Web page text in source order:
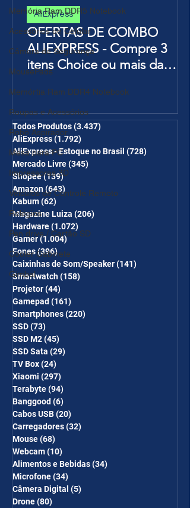
Memória Ram DDR5 Notebook
Acessórios de Celular
Câmera de Segurança
MousePads
Memórtia Ram DDR4 Notebook
Roupas e Acessórios
Robô Aspirador
Mesa para PC
Impressoras 3D
Veículos de Controle Remoto
Relógios
Pen drive / Cartão SD
Cooler Gabinete
Gimbal
OFERTAS DE COMBO
ALIEXPRESS - Compre 3
itens Choice ou mais da
Ganhe Frete Grátis(R$10 de
desc em 6 itens/R$25 de
desc em 10 itens) OS
CUPONS SÃO VÁLIDOS NO
COMBO
AliExpress
Todos Produtos(3.437)
AliExpress(1.792)
AliExpress - Estoque no Brasil (728)
Mercado Livre(345)
Shopee(139)139 posts
Amazon(643) 643 posts
Kabum(62)
Magazine Luiza (206)
Hardware(1.072)
Gamer(1.004)1.004 posts
Fones(396)396 posts
Caixinhas de Som/Speaker(141)
Smartwatch(158)
Projetor(44)
Gamepad (161)
Smartphones(220)
SSD(73)
SSD M2(45)
SSD Sata (29)
TV Box(24)
Xiaomi (297)
Terabyte(94)
Banggood (6)
Cabos USB(20)
Carregadores(32)
Mouse(68)
Webcam(10)
Alimentos e Bebidas(34)
Microfone(34)
Câmera Digital (5)
Drone(80)